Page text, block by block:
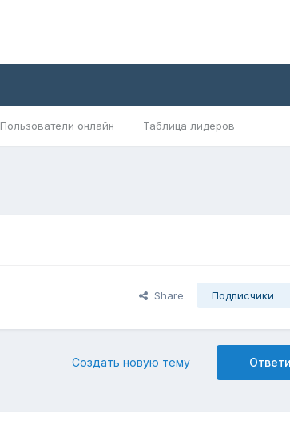
Пользователи онлайн Таблица лидеров
Share Подписчики
Создать новую тему